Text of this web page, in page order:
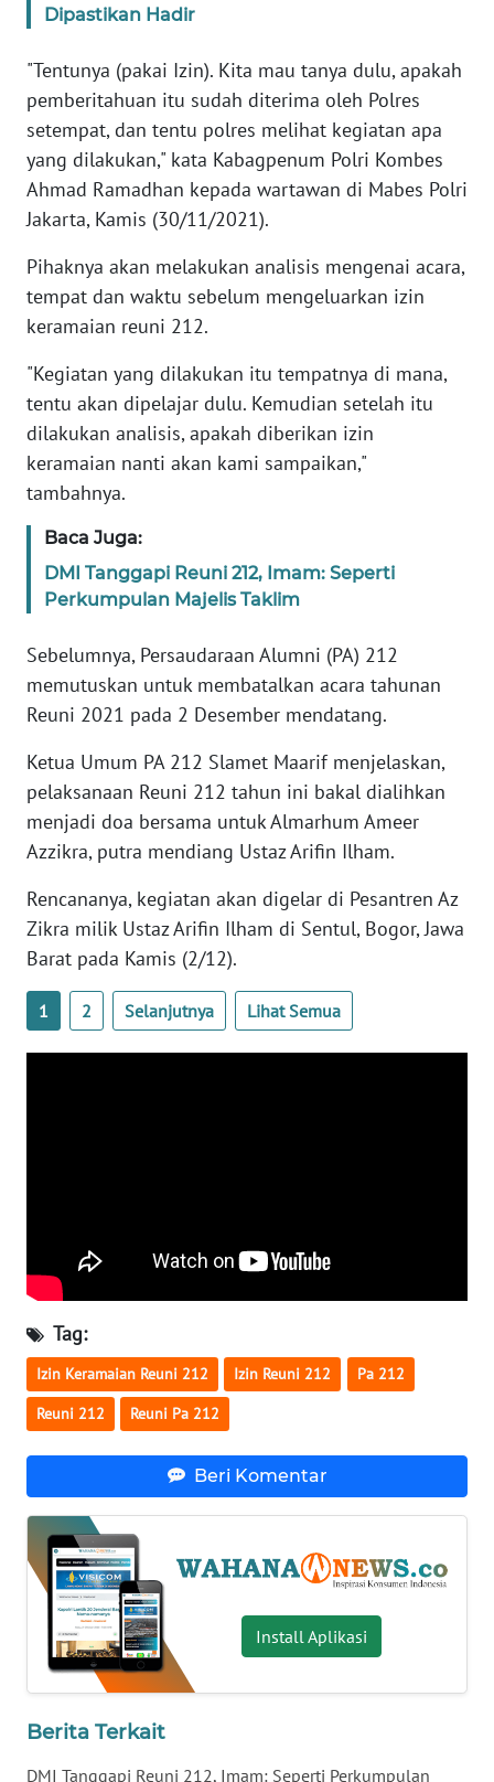
Dipastikan Hadir
"Tentunya (pakai Izin). Kita mau tanya dulu, apakah
pemberitahuan itu sudah diterima oleh Polres
setempat, dan tentu polres melihat kegiatan apa
yang dilakukan," kata Kabagpenum Polri Kombes
Ahmad Ramadhan kepada wartawan di Mabes Polri
Jakarta, Kamis (30/11/2021).
Pihaknya akan melakukan analisis mengenai acara,
tempat dan waktu sebelum mengeluarkan izin
keramaian reuni 212.
"Kegiatan yang dilakukan itu tempatnya di mana,
tentu akan dipelajar dulu. Kemudian setelah itu
dilakukan analisis, apakah diberikan izin
keramaian nanti akan kami sampaikan,"
tambahnya.
Baca Juga:
DMI Tanggapi Reuni 212, Imam: Seperti
Perkumpulan Majelis Taklim
Sebelumnya, Persaudaraan Alumni (PA) 212
memutuskan untuk membatalkan acara tahunan
Reuni 2021 pada 2 Desember mendatang.
Ketua Umum PA 212 Slamet Maarif menjelaskan,
pelaksanaan Reuni 212 tahun ini bakal dialihkan
menjadi doa bersama untuk Almarhum Ameer
Azzikra, putra mendiang Ustaz Arifin Ilham.
Rencananya, kegiatan akan digelar di Pesantren Az
Zikra milik Ustaz Arifin Ilham di Sentul, Bogor, Jawa
Barat pada Kamis (2/12).
1 2 Selanjutnya Lihat Semua
Tag:
Izin Keramaian Reuni 212 Izin Reuni 212 Pa 212
Reuni 212 Reuni Pa 212
Beri Komentar
Install Aplikasi
Berita Terkait
DMI Tanggapi Reuni 212, Imam: Seperti Perkumpulan
INFO
TENTANG
KAMI
PEDOMAN
MEDIA
REDAKSI
DISCLAIMER
Wahana
News
WN
SUMUT
WN
JABAR
WN
BANTEN
WN
KEPRI
WN
WN
SERAMBI
WN
JAMBI
SULTRA
WN
NTB
WN
SULTENG
WN